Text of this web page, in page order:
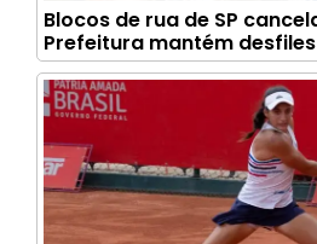
Blocos de rua de SP
Prefeitura mantém